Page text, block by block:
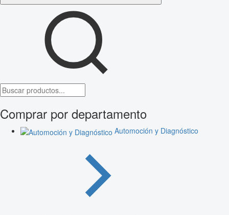
Comprar por departamento
Automoción y Diagnóstico